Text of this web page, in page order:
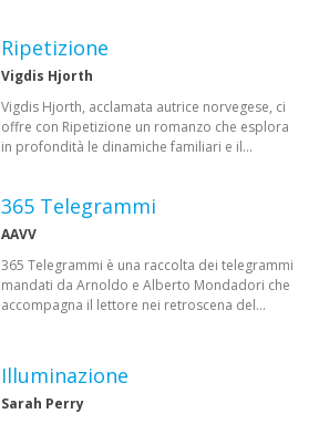
Ripetizione
Vigdis Hjorth
Vigdis Hjorth, acclamata autrice norvegese, ci
offre con Ripetizione un romanzo che esplora
in profondità le dinamiche familiari e il…
365 Telegrammi
AAVV
365 Telegrammi è una raccolta dei telegrammi
mandati da Arnoldo e Alberto Mondadori che
accompagna il lettore nei retroscena del…
Illuminazione
Sarah Perry